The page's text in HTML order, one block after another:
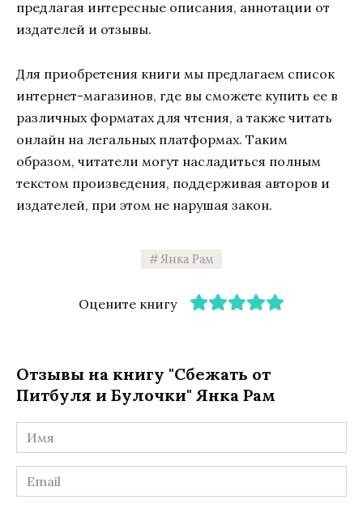
предлагая интересные описания, аннотации от
издателей и отзывы.
Для приобретения книги мы предлагаем список
интернет-магазинов, где вы сможете купить ее в
различных форматах для чтения, а также читать
онлайн на легальных платформах. Таким
образом, читатели могут насладиться полным
текстом произведения, поддерживая авторов и
издателей, при этом не нарушая закон.
Янка Рам
Оцените книгу
Отзывы на книгу "Сбежать от
Питбуля и Булочки" Янка Рам
Имя
*
Email
*